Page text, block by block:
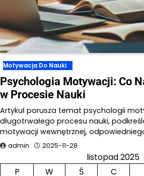
Motywacja Do Nauki
Psychologia Motywacji: Co
w Procesie Nauki
Artykuł porusza temat psychologii
długotrwałego procesu nauki,
motywacji wewnętrznej,
admin 2025-11-28
listopad 2025
P
W Ś C